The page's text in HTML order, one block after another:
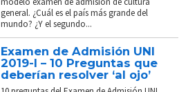
general. ¿Cuál es el país más grande del
mundo? ¿Y el segundo...
Examen de Admisión UNI
2019-I – 10 Preguntas que
deberían resolver ‘al ojo’